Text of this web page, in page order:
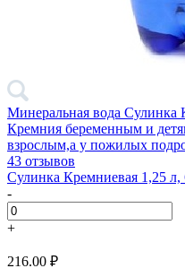
Минеральная вода Сулинка
Кремния беременным и
взрослым,а у пожилых
43 отзывов
Сулинка Кремниевая 1,25 л,
-
+
216.00 ₽